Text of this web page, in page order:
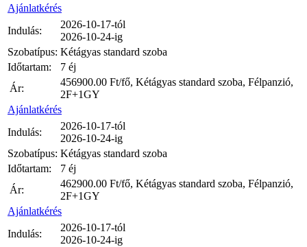
Ajánlatkérés
Indulás:
2026-10-17-tól
2026-10-24-ig
Szobatípus: Kétágyas standard szoba
Időtartam:
7 éj
Ár:
456900.00 Ft/fő, Kétágyas standard szoba, Félpanzió,
2F+1GY
Ajánlatkérés
Indulás:
2026-10-17-tól
2026-10-24-ig
Szobatípus: Kétágyas standard szoba
Időtartam:
7 éj
Ár:
462900.00 Ft/fő, Kétágyas standard szoba, Félpanzió,
2F+1GY
Ajánlatkérés
Indulás:
2026-10-17-tól
2026-10-24-ig